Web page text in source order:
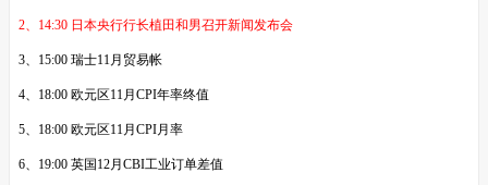
2、14:30 日本央行行长植田和男召开新闻发布会
3、15:00 瑞士11月贸易帐
4、18:00 欧元区11月CPI年率终值
5、18:00 欧元区11月CPI月率
6、19:00 英国12月CBI工业订单差值